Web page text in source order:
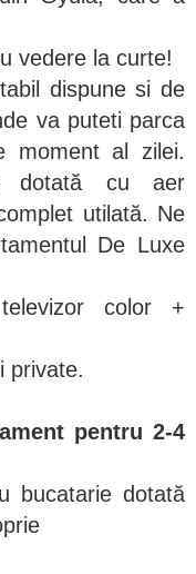
vedere la curte!
dispune si de
va puteti parca
moment al zilei.
dotată cu aer
utilată. Ne
De Luxe
color +
private.
pentru 2-4
bucatarie dotată